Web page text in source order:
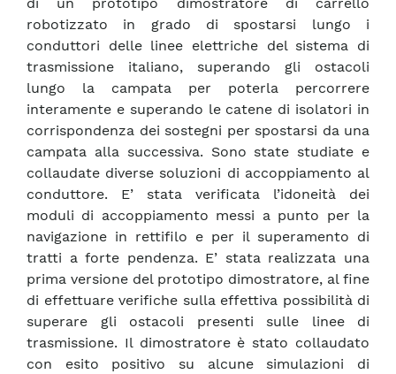
di un prototipo dimostratore di carrello
robotizzato in grado di spostarsi lungo i
conduttori delle linee elettriche del sistema di
trasmissione italiano, superando gli ostacoli
lungo la campata per poterla percorrere
interamente e superando le catene di isolatori in
corrispondenza dei sostegni per spostarsi da una
campata alla successiva. Sono state studiate e
collaudate diverse soluzioni di accoppiamento al
conduttore. E’ stata verificata l’idoneità dei
moduli di accoppiamento messi a punto per la
navigazione in rettifilo e per il superamento di
tratti a forte pendenza. E’ stata realizzata una
prima versione del prototipo dimostratore, al fine
di effettuare verifiche sulla effettiva possibilità di
superare gli ostacoli presenti sulle linee di
trasmissione. Il dimostratore è stato collaudato
con esito positivo su alcune simulazioni di